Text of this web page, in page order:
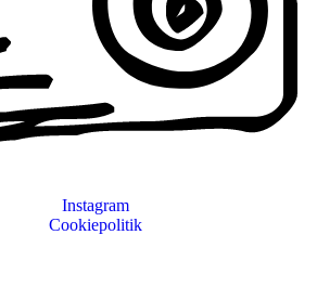
Instagram
Cookiepolitik